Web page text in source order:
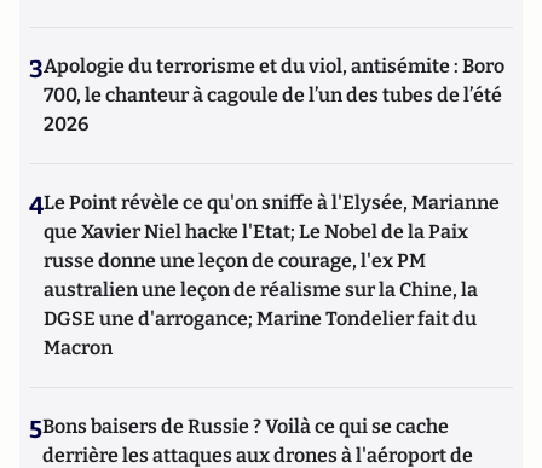
3Apologie du terrorisme et du viol, antisémite : Boro
700, le chanteur à cagoule de l’un des tubes de l’été
2026
4Le Point révèle ce qu'on sniffe à l'Elysée, Marianne
que Xavier Niel hacke l'Etat; Le Nobel de la Paix
russe donne une leçon de courage, l'ex PM
australien une leçon de réalisme sur la Chine, la
DGSE une d'arrogance; Marine Tondelier fait du
Macron
5Bons baisers de Russie ? Voilà ce qui se cache
derrière les attaques aux drones à l'aéroport de